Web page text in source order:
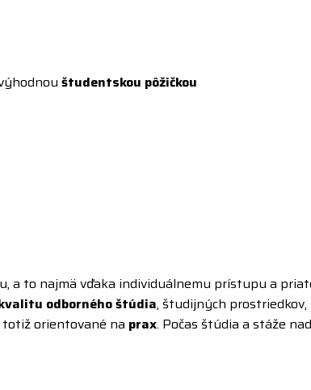
študentskou pôžičkou
a to najmä vďaka individuálnemu prístupu a
odborného štúdia, študijných
totiž orientované na prax. Počas štúdia a stáže